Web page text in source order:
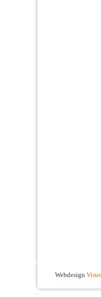
Webdesign Visus